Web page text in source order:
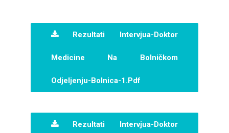
Rezultati Intervjua-Doktor
Medicine Na Bolničkom
Odjeljenju-Bolnica-1.pdf
Rezultati Intervjua-Doktor